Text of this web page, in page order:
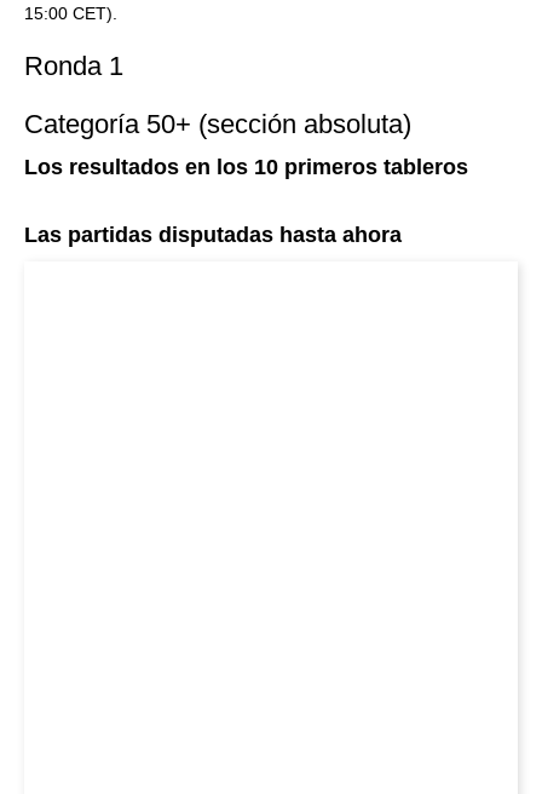
15:00 CET).
Ronda 1
Categoría 50+ (sección absoluta)
Los resultados en los 10 primeros tableros
Las partidas disputadas hasta ahora